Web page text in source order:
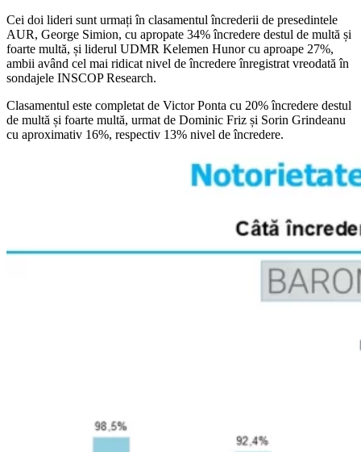
Cei doi lideri sunt urmați în clasamentul încrederii de presedintele
AUR, George Simion, cu apropate 34% încredere destul de multă și
foarte multă, și liderul UDMR Kelemen Hunor cu aproape 27%,
ambii având cel mai ridicat nivel de încredere înregistrat vreodată în
sondajele INSCOP Research.
Clasamentul este completat de Victor Ponta cu 20% încredere destul
de multă și foarte multă, urmat de Dominic Friz și Sorin Grindeanu
cu aproximativ 16%, respectiv 13% nivel de încredere.